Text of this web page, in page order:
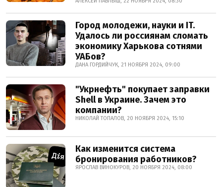
Город молодежи, науки и IT.
Удалось ли россиянам сломать
экономику Харькова сотнями
УАБов?
ДАНА ГОРДИЙЧУК, 21 НОЯБРЯ 2024, 09:00
"Укрнефть" покупает заправки
Shell в Украине. Зачем это
компании?
НИКОЛАЙ ТОПАЛОВ, 20 НОЯБРЯ 2024, 15:10
Как изменится система
бронирования работников?
ЯРОСЛАВ ВИНОКУРОВ, 20 НОЯБРЯ 2024, 08:00